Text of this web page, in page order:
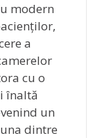
modern
a
cu o
înaltă
un
dintre